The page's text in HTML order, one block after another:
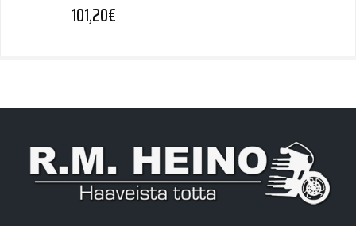
101,20€